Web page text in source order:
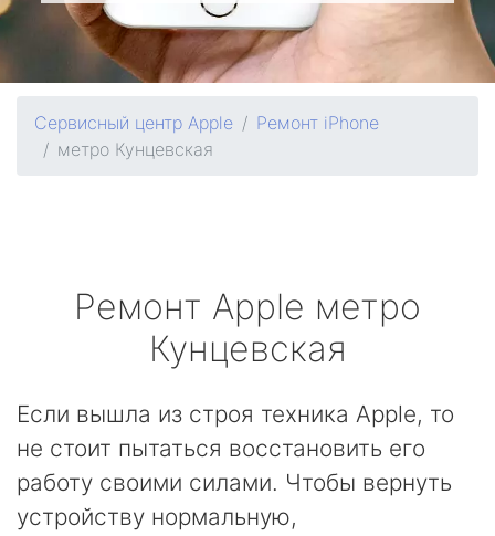
Сервисный центр Apple
Ремонт iPhone
метро Кунцевская
Ремонт Apple метро
Кунцевская
Если вышла из строя техника Apple, то
не стоит пытаться восстановить его
работу своими силами. Чтобы вернуть
устройству нормальную,